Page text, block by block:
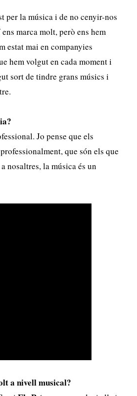
per la música i de no cenyir-nos
marca molt, però ens hem
estat mai en companyies
hem volgut en cada moment i
sort de tindre grans músics i
Jo pense que els
que són els que
nosaltres, la música és un
a nivell musical?